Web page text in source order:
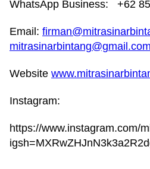
WhatsApp Business: +62
Email:
mitrasinarbintang@gmail.com
Website
Instagram:
https://www.instagram.com/